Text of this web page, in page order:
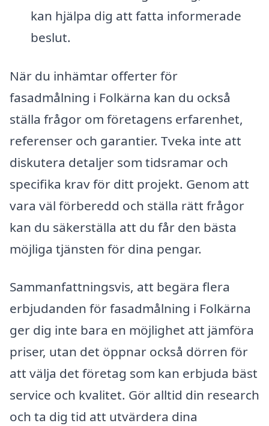
kan hjälpa dig att fatta informerade
beslut.
När du inhämtar offerter för
fasadmålning i Folkärna kan du också
ställa frågor om företagens erfarenhet,
referenser och garantier. Tveka inte att
diskutera detaljer som tidsramar och
specifika krav för ditt projekt. Genom att
vara väl förberedd och ställa rätt frågor
kan du säkerställa att du får den bästa
möjliga tjänsten för dina pengar.
Sammanfattningsvis, att begära flera
erbjudanden för fasadmålning i Folkärna
ger dig inte bara en möjlighet att jämföra
priser, utan det öppnar också dörren för
att välja det företag som kan erbjuda bäst
service och kvalitet. Gör alltid din research
och ta dig tid att utvärdera dina